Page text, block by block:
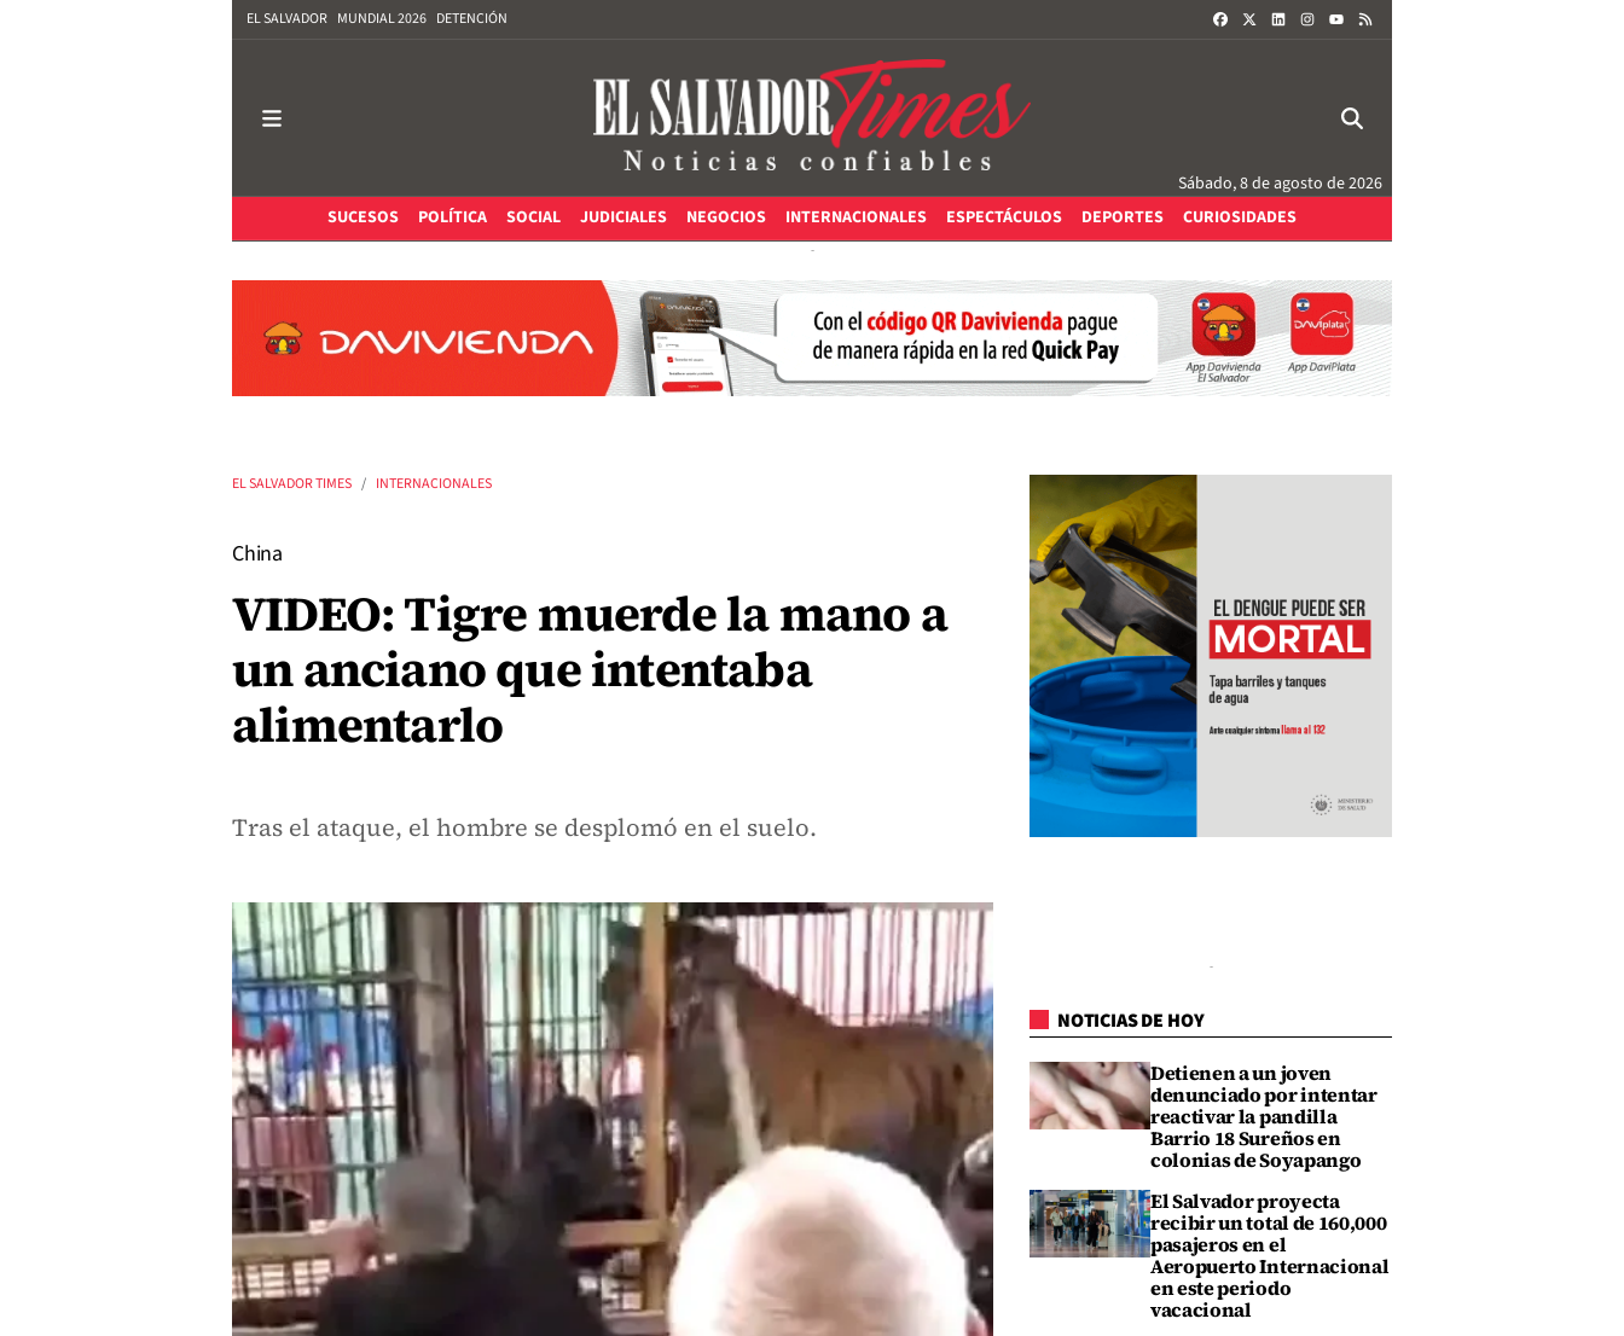
EL SALVADOR MUNDIAL 2026 DETENCIÓN FACEBOOKLINKEDININSTAGRAM
Sábado, 8 de agosto de 2026
SUCESOS
POLÍTICA SOCIAL JUDICIALES NEGOCIOS INTERNACIONALES ESPECTÁCULOS DEPORTES CURIOSIDADES
EL SALVADOR TIMES INTERNACIONALES
China
VIDEO: Tigre muerde la mano a
un anciano que intentaba
alimentarlo
Tras el ataque, el hombre se desplomó en el suelo.
NOTICIAS DE HOY
Detienen a un joven
denunciado por intentar
reactivar la pandilla
Barrio 18 Sureños en
colonias de Soyapango
El Salvador proyecta
recibir un total de 160,000
pasajeros en el
Aeropuerto Internacional
en este periodo
vacacional